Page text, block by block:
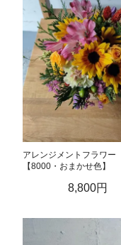
アレンジメントフラワー
【8000・おまかせ色】
8,800円